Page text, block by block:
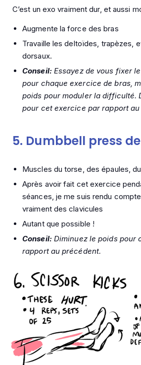
C’est un exo vraiment dur, et aussi
Augmente la force des bras
Travaille les deltoïdes, trapèzes,
dorsaux.
Conseil: Essayez de vous fixer
pour chaque exercice de bras,
poids pour moduler la difficulté.
pour cet exercice par rapport
5. Dumbbell press
Muscles du torse, des épaules,
Après avoir fait cet exercice
séances, je me suis rendu compte
vraiment des clavicules
Autant que possible !
Conseil: Diminuez le poids pour
rapport au précédent.